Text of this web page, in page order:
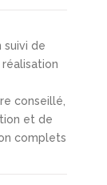
suivi de
conseillé,
et de
complets